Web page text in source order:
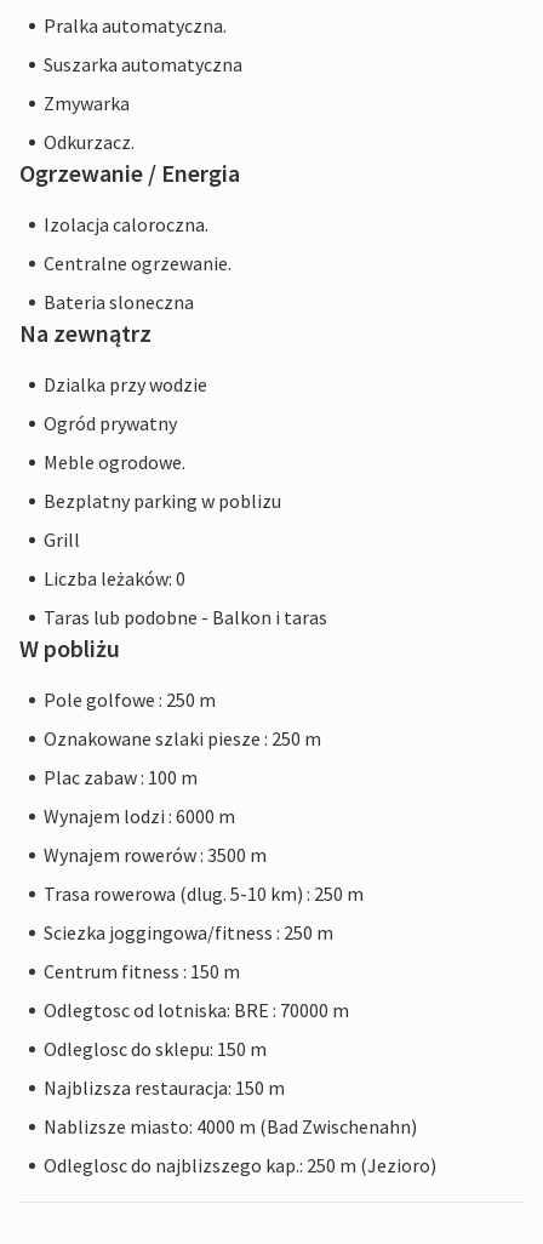
Pralka automatyczna.
Suszarka automatyczna
Zmywarka
Odkurzacz.
Ogrzewanie / Energia
Izolacja caloroczna.
Centralne ogrzewanie.
Bateria sloneczna
Na zewnątrz
Dzialka przy wodzie
Ogród prywatny
Meble ogrodowe.
Bezplatny parking w poblizu
Grill
Liczba leżaków: 0
Taras lub podobne - Balkon i taras
W pobliżu
Pole golfowe : 250 m
Oznakowane szlaki piesze : 250 m
Plac zabaw : 100 m
Wynajem lodzi : 6000 m
Wynajem rowerów : 3500 m
Trasa rowerowa (dlug. 5-10 km) : 250 m
Sciezka joggingowa/fitness : 250 m
Centrum fitness : 150 m
Odlegtosc od lotniska: BRE : 70000 m
Odleglosc do sklepu: 150 m
Najblizsza restauracja: 150 m
Nablizsze miasto: 4000 m (Bad Zwischenahn)
Odleglosc do najblizszego kap.: 250 m (Jezioro)